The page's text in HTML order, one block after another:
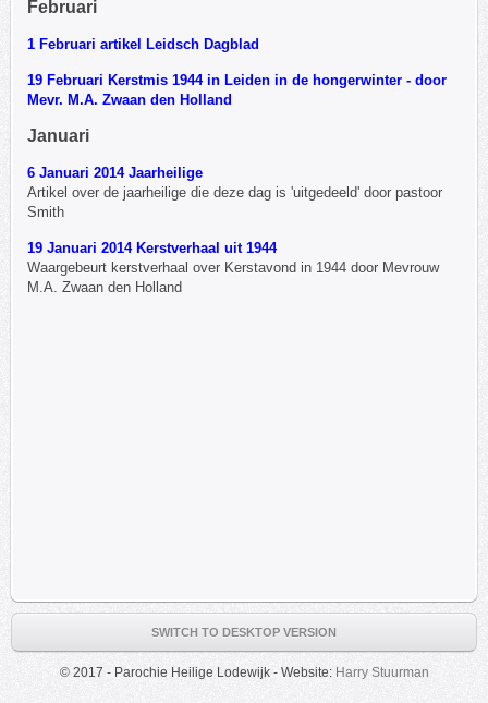
Februari
1 Februari artikel Leidsch Dagblad
19 Februari Kerstmis 1944 in Leiden in de hongerwinter - door
Mevr. M.A. Zwaan den Holland
Januari
6 Januari 2014 Jaarheilige
Artikel over de jaarheilige die deze dag is 'uitgedeeld' door pastoor
Smith
19 Januari 2014 Kerstverhaal uit 1944
Waargebeurt kerstverhaal over Kerstavond in 1944 door Mevrouw
M.A. Zwaan den Holland
SWITCH TO DESKTOP VERSION
© 2017 - Parochie Heilige Lodewijk - Website: Harry Stuurman